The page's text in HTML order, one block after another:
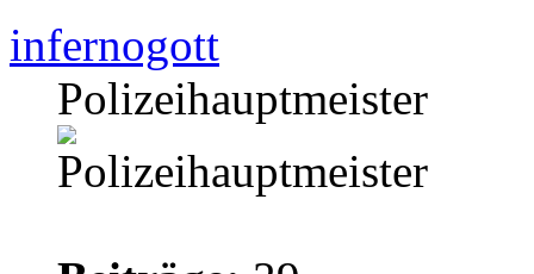
infernogott
Polizeihauptmeister